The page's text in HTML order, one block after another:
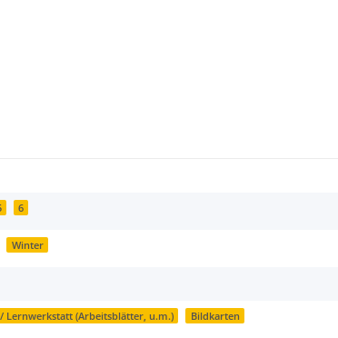
6
Winter
Lernwerkstatt (Arbeitsblätter, u.m.) Bildkarten